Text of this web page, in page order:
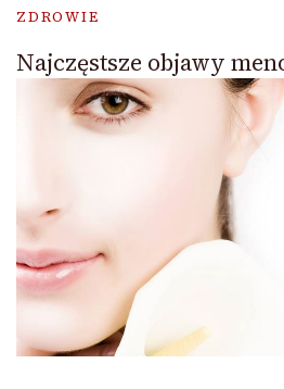
ZDROWIE
Najczęstsze objawy